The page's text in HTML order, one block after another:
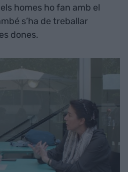
homes ho fan amb el
s’ha de treballar
dones.